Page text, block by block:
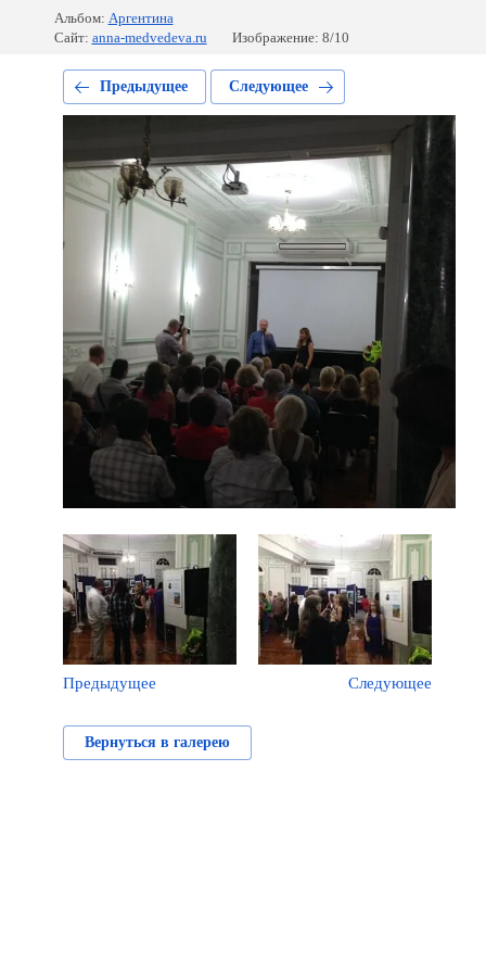
Альбом: Аргентина
Сайт: anna-medvedeva.ru Изображение: 8/10
Предыдущее Следующее
Предыдущее Следующее
Вернуться в галерею